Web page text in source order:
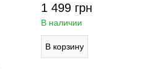
1 499 грн
В наличии